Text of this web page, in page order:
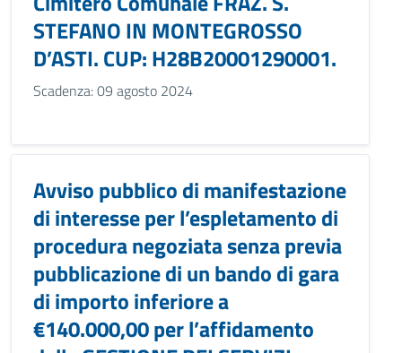
STEFANO IN MONTEGROSSO
D’ASTI. CUP: H28B20001290001.
Scadenza: 09 agosto 2024
Avviso pubblico di manifestazione
di interesse per l’espletamento di
procedura negoziata senza previa
pubblicazione di un bando di gara
di importo inferiore a
€140.000,00 per l’affidamento